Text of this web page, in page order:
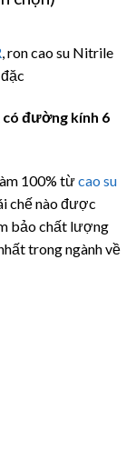
, ron cao su Nitrile
có đường kính 6
100% từcao su
chế nào được
bảo chất lượng
trong ngành về